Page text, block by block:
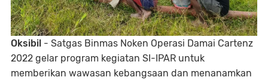
Oksibil - Satgas Binmas Noken Operasi Damai Cartenz
2022 gelar program kegiatan SI-IPAR untuk
memberikan wawasan kebangsaan dan menanamkan